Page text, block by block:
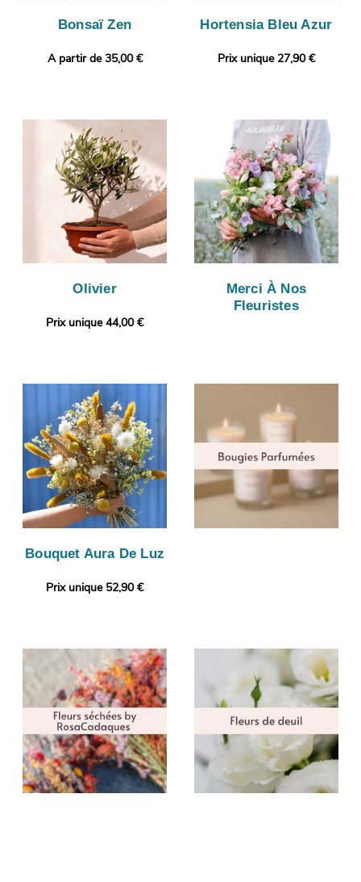
Bonsaï Zen
A partir de 35,00 €
Hortensia Bleu Azur
Prix unique 27,90 €
Olivier
Prix unique 44,00 €
Merci À Nos
Fleuristes
Bouquet Aura De Luz
Prix unique 52,90 €